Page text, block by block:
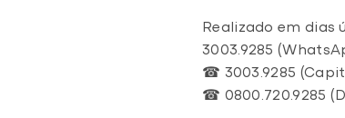
Realizado em dias
3003.9285
☎ 3003.9285
☎ 0800.720.9285